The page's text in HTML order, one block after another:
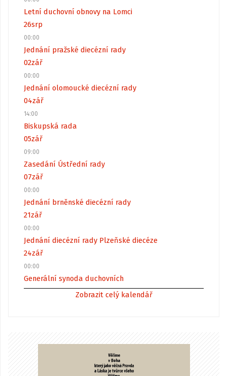
Letní duchovní obnovy na Lomci
26srp
00:00
Jednání pražské diecézní rady
02zář
00:00
Jednání olomoucké diecézní rady
04zář
14:00
Biskupská rada
05zář
09:00
Zasedání Ústřední rady
07zář
00:00
Jednání brněnské diecézní rady
21zář
00:00
Jednání diecézní rady Plzeňské diecéze
24zář
00:00
Generální synoda duchovních
Zobrazit celý kalendář